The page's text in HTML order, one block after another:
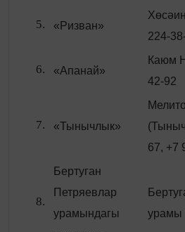
«Ризван»
224-
«Апанай»
Каюм
42-92
«Тынычлык»
67, +7
Бертуган
Петряевлар
урамындагы
урамы